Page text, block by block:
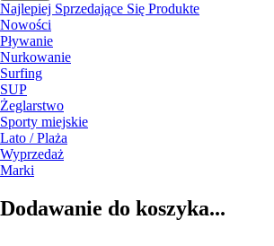
Najlepiej Sprzedające Się Produkte
Nowości
Pływanie
Nurkowanie
Surfing
SUP
Żeglarstwo
Sporty miejskie
Lato / Plaża
Wyprzedaż
Marki
Dodawanie do koszyka...